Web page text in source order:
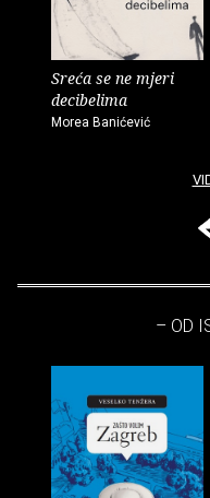
Sreća se ne mjeri
decibelima
Morea Banićević
– OD